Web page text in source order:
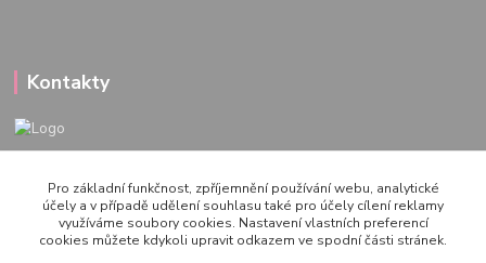
Kontakty
PO-PÁ 10-20h., SO+NE 14-20h.
zemepanenek@gmail.com
Pro základní funkčnost, zpříjemnění používání webu, analytické
účely a v případě udělení souhlasu také pro účely cílení reklamy
využíváme soubory cookies. Nastavení vlastních preferencí
cookies můžete kdykoli upravit odkazem ve spodní části stránek.